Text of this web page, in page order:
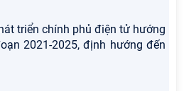
triển chính phủ điện tử hướng
2021-2025, định hướng đến